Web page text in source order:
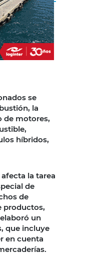
se
la
de motores,
híbridos,
la tarea
de
de
productos,
un
que incluye
en cuenta